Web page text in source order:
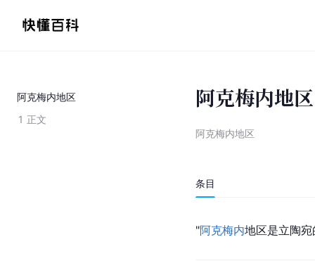
阿克梅内地区
1 正文
阿克梅内地区
阿克梅内地区
条目
"阿克梅内地区是立陶宛